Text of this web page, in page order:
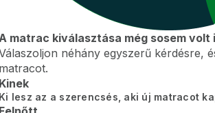
matrac kiválasztása még sosem volt
néhány egyszerű kérdésre,
matracot.
Kinek
Ki lesz az a szerencsés, aki új matracot